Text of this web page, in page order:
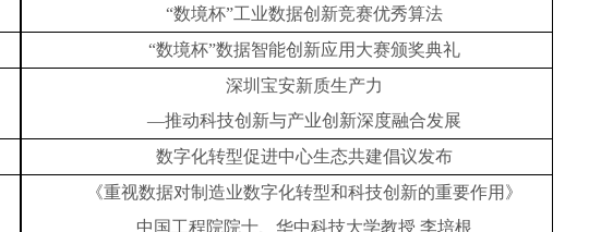
“数境杯”工业数据创新竞赛优秀算法
“数境杯”数据智能创新应用大赛颁奖典礼
深圳宝安新质生产力
—推动科技创新与产业创新深度融合发展
数字化转型促进中心生态共建倡议发布
《重视数据对制造业数字化转型和科技创新的重要作用》
中国工程院院士、华中科技大学教授 李培根